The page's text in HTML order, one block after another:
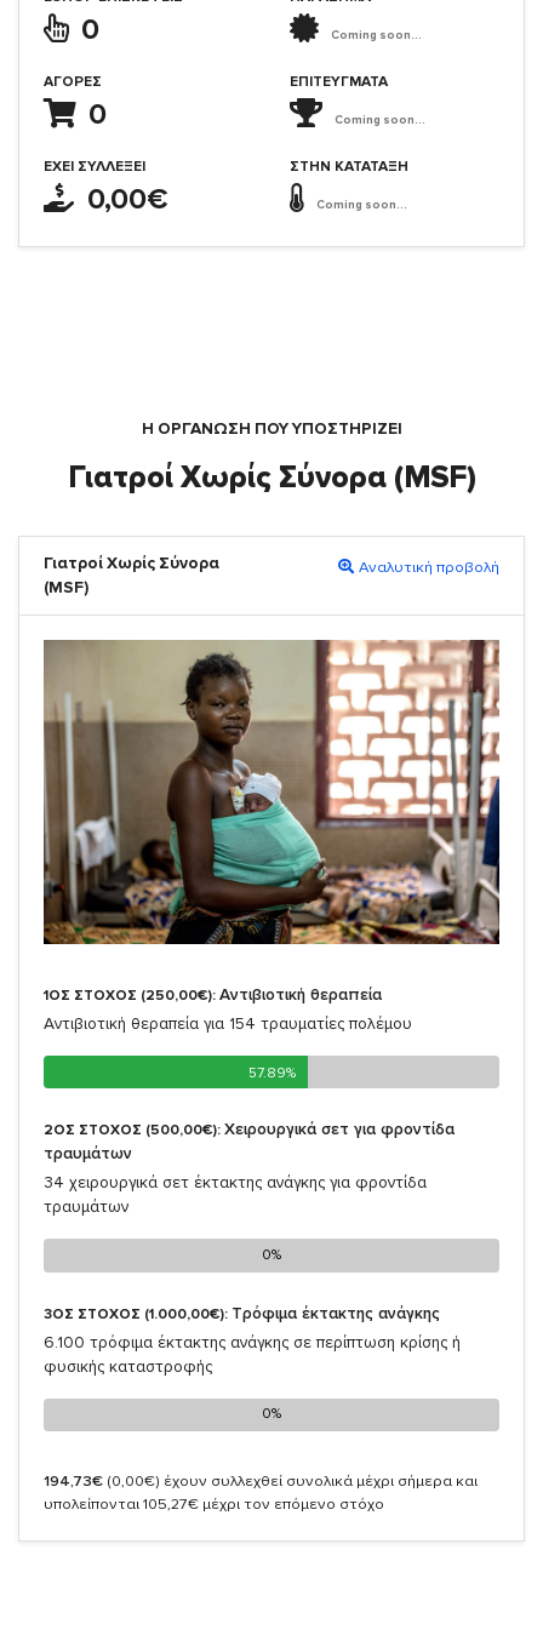
0
ΑΓΟΡΈΣ
0
ΈΧΕΙ ΣΥΛΛΈΞΕΙ
0,00€
Coming soon...
ΕΠΙΤΕΎΓΜΑΤΑ
Coming soon...
ΣΤΗΝ ΚΑΤΆΤΑΞΗ
Coming soon...
Η ΟΡΓΆΝΩΣΗ ΠΟΥ ΥΠΟΣΤΗΡΙΖΕΙ
Γιατροί Χωρίς Σύνορα (MSF)
Γιατροί Χωρίς Σύνορα
(MSF)
Αναλυτική προβολή
1ΟΣ ΣΤΟΧΟΣ (250,00€): Αντιβιοτική θεραπεία
Αντιβιοτική θεραπεία για 154 τραυματίες πολέμου
57.89%
57.89%
2ΟΣ ΣΤΟΧΟΣ (500,00€): Χειρουργικά σετ για φροντίδα
τραυμάτων
34 χειρουργικά σετ έκτακτης ανάγκης για φροντίδα
τραυμάτων
0%
0%
3ΟΣ ΣΤΟΧΟΣ (1.000,00€): Τρόφιμα έκτακτης ανάγκης
6.100 τρόφιμα έκτακτης ανάγκης σε περίπτωση κρίσης ή
φυσικής καταστροφής
0%
0%
194,73€ (0,00€) έχουν συλλεχθεί συνολικά μέχρι σήμερα και
υπολείπονται 105,27€ μέχρι τον επόμενο στόχο